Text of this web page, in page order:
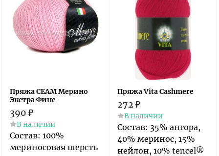
Пряжа СЕАМ Мерино
Экстра Фине
390 ₽
В наличии
Состав: 100%
мериносовая шерсть
Пряжа Vita Cashmere
272 ₽
В наличии
Состав: 35% ангора,
40% меринос, 15%
нейлон, 10% tencel®